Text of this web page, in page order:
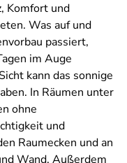
Komfort und
Was auf und
passiert,
im Auge
kann das sonnige
In Räumen unter
ohne
und
Raumecken und an
Wand. Außerdem